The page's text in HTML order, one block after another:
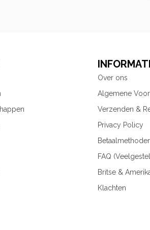
Over ons
Algemene
Verzenden &
Privacy Policy
FAQ
Britse &
Klachten